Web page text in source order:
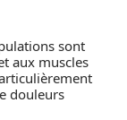
sont
aux muscles
douleurs